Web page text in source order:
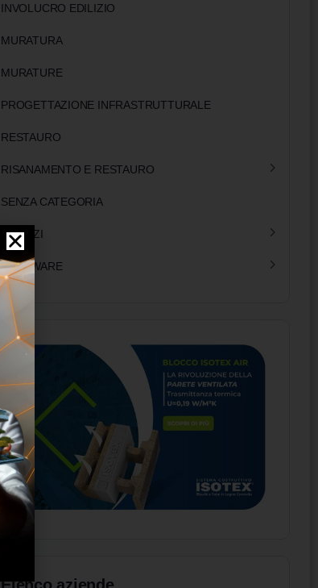
INVOLUCRO EDILIZIO
MURATURA
MURATURE
PROGETTAZIONE INFRASTRUTTURALE
RESTAURO
RISANAMENTO E RESTAURO
SENZA CATEGORIA
SERVIZI
SOFTWARE